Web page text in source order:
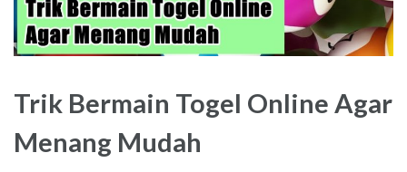
Trik Bermain Togel Online Agar
Menang Mudah